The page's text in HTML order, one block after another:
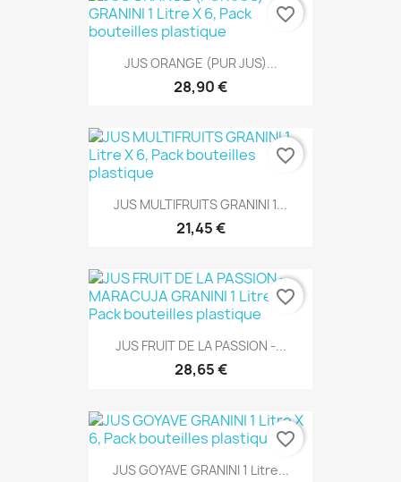
JUS ORANGE (PUR JUS)...
28,90 €
favorite_border
JUS MULTIFRUITS GRANINI 1...
21,45 €
favorite_border
JUS FRUIT DE LA PASSION -...
28,65 €
favorite_border
JUS GOYAVE GRANINI 1 Litre...
favorite_border